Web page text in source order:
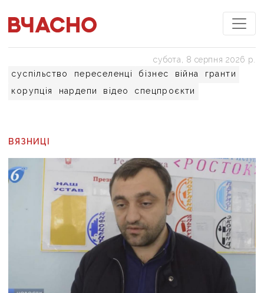
суспільство переселенці бізнес війна
гранти
корупція
нардепи відео спецпроєкти
субота, 8 серпня 2026 р.
ВЯЗНИЦІ